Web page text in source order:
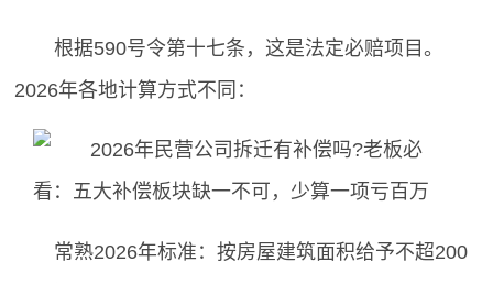
根据590号令第十七条，这是法定必赔项目。
2026年各地计算方式不同：
常熟2026年标准：按房屋建筑面积给予不超200